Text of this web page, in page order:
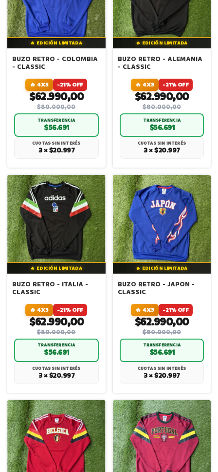
🔥 EDICIÓN LIMITADA
BUZO RETRO - COLOMBIA
- CLASSIC
🔥 4X3 -21% OFF
$62.990,00
$80.000,00
TRANSFERENCIA
$56.691
CUOTAS SIN INTERÉS
3 × $20.997
🔥 EDICIÓN LIMITADA
BUZO RETRO - ALEMANIA
- CLASSIC
🔥 4X3 -21% OFF
$62.990,00
$80.000,00
TRANSFERENCIA
$56.691
CUOTAS SIN INTERÉS
3 × $20.997
🔥 EDICIÓN LIMITADA
BUZO RETRO - ITALIA -
CLASSIC
🔥 4X3 -21% OFF
$62.990,00
$80.000,00
TRANSFERENCIA
$56.691
CUOTAS SIN INTERÉS
3 × $20.997
🔥 EDICIÓN LIMITADA
BUZO RETRO - JAPON -
CLASSIC
🔥 4X3 -21% OFF
$62.990,00
$80.000,00
TRANSFERENCIA
$56.691
CUOTAS SIN INTERÉS
3 × $20.997